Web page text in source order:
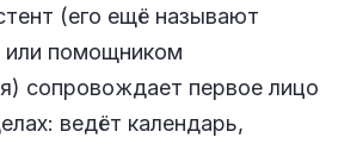
(его ещё называют
или помощником
сопровождает первое лицо
ведёт календарь,